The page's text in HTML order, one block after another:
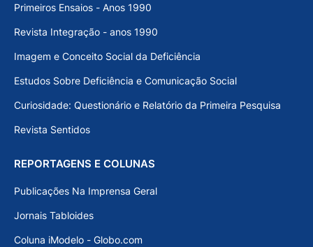
Primeiros Ensaios - Anos 1990
Revista Integração - anos 1990
Imagem e Conceito Social da Deficiência
Estudos Sobre Deficiência e Comunicação Social
Curiosidade: Questionário e Relatório da Primeira Pesquisa
Revista Sentidos
REPORTAGENS E COLUNAS
Publicações Na Imprensa Geral
Jornais Tabloides
Coluna iModelo - Globo.com